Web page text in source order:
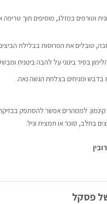
וטורפים במזלג, מוסיפים תוך
טובלים את הפרוסות בבלילת
בסיר בינוני על להבה בינונית
בדבש ומניחים בצלחת הגשה נאה.
לממהרים אפשר להסתפק
בחלב, סוכר או תמצית וניל.
פסקל